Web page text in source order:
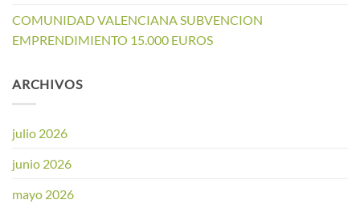
COMUNIDAD VALENCIANA SUBVENCION
EMPRENDIMIENTO 15.000 EUROS
ARCHIVOS
julio 2026
junio 2026
mayo 2026